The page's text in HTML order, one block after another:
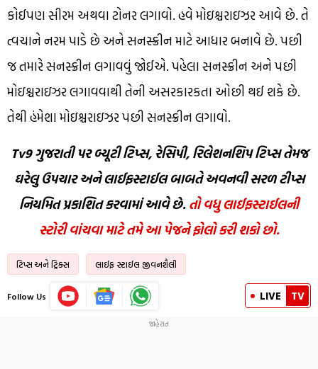
કોઈપણ સીરમ અથવા ટોનર લગાવો. હવે મોઇશ્ચરાઇઝર આવે છે. તે
ત્વચાને નરમ પાડે છે અને સનસ્ક્રીન માટે આધાર બનાવે છે. પછી
જ તમારે સનસ્ક્રીન લગાવવું જોઈએ. પહેલા સનસ્ક્રીન અને પછી
મોઇશ્ચરાઇઝર લગાવવાથી તેની અસરકારકતા ઓછી થઈ શકે છે.
તેથી હંમેશા મોઇશ્ચરાઇઝર પછી સનસ્ક્રીન લગાવો.
Tv9 ગુજરાતી પર બ્યૂટી ટિપ્સ, રેસિપી, રિલેશનશિપ ટિપ્સ તેમજ
ઘરેલુ ઉપચાર અને લાઈફસ્ટાઈલ બાબતે અવનવી સરળ ટીપ્સ
નિયમિત પ્રકાશિત કરવામાં આવે છે.તો વધુ લાઈફસ્ટાઈલની
સ્ટોરી વાંચવા માટે તમે આ પેજને ફોલો કરી શકો છો.
ટિપ્સ અને ટ્રિક્સ લાઈફ સ્ટાઈલ જીવનશૈલી
Follow Us LIVE TV